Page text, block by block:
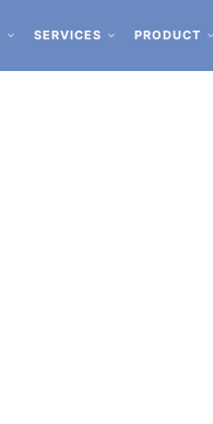
SERVICES PRODUCT